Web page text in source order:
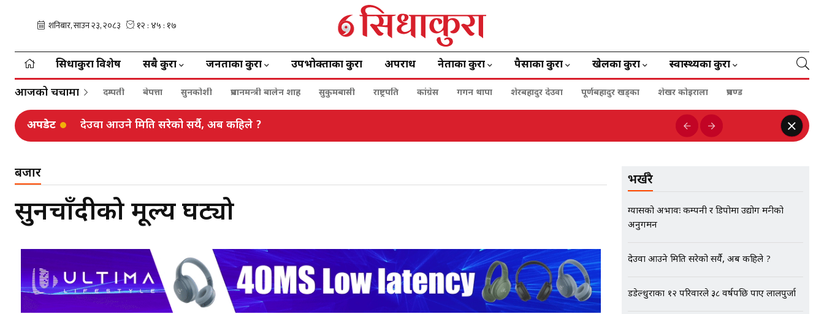
सिधाकुरा विशेष सबै कुरा जनताका कुरा उपभोक्ताका कुरा अपराध नेताका कुरा पैसाका कुरा खेलका कुरा स्वास्थ्यका कुरा
आजको चर्चामा दम्पती बेपत्ता सुनकोशी प्रधानमन्त्री बालेन शाह सुकुमबासी राष्ट्रपति कांग्रेस गगन थापा शेरबहादुर देउवा पूर्णबहादुर खड्का शेखर कोइराला प्रचण्ड
अपडेट देउवा आउने मिति सरेको सर्यै, अब कहिले ?
बजार
सुनचाँदीको मूल्य घट्यो
भर्खरै
ग्यासको अभावः कम्पनी र डिपोमा उद्योग मन्त्रीको
अनुगमन
देउवा आउने मिति सरेको सर्यै, अब कहिले ?
डडेल्धुराका १२ परिवारले ३८ वर्षपछि पाए लालपुर्जा